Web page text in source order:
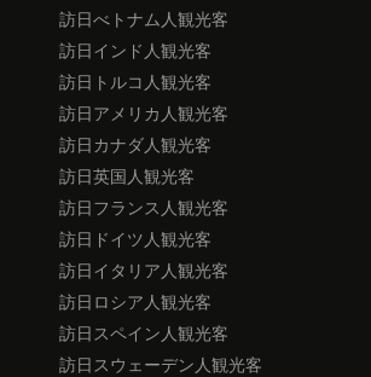
訪日べトナム人観光客
訪日インド人観光客
訪日トルコ人観光客
訪日アメリカ人観光客
訪日カナダ人観光客
訪日英国人観光客
訪日フランス人観光客
訪日ドイツ人観光客
訪日イタリア人観光客
訪日ロシア人観光客
訪日スペイン人観光客
訪日スウェーデン人観光客